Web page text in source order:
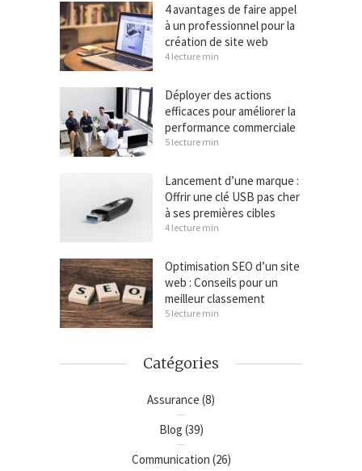
4 avantages de faire appel
à un professionnel pour la
création de site web
4 lecture min
Déployer des actions
efficaces pour améliorer la
performance commerciale
5 lecture min
Lancement d’une marque :
Offrir une clé USB pas cher
à ses premières cibles
4 lecture min
Optimisation SEO d’un site
web : Conseils pour un
meilleur classement
5 lecture min
Catégories
Assurance (8)
Blog (39)
Communication (26)